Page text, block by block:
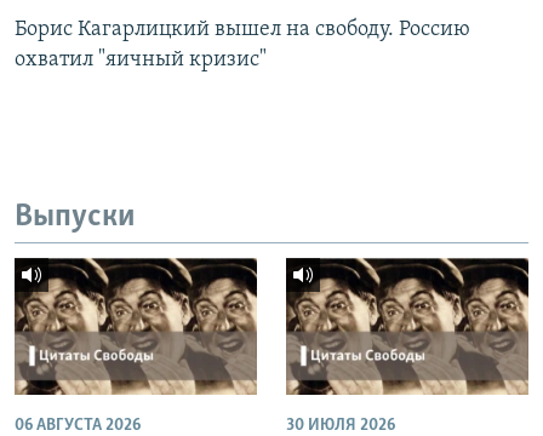
Борис Кагарлицкий вышел на свободу. Россию
охватил "яичный кризис"
Выпуски
06 АВГУСТА 2026 30 ИЮЛЯ 2026